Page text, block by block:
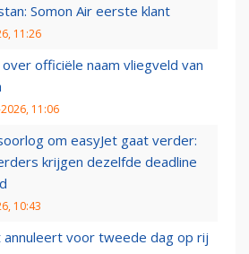
Somon Air eerste klant
11:26
officiële naam vliegveld van
11:06
om easyJet gaat verder:
krijgen dezelfde deadline
10:43
annuleert voor tweede dag op rij